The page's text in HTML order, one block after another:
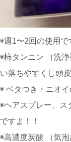
◉週1〜2回の使用で
◉柿タンニン （洗
い落ちやすくし頭
◉ ベタつき・ニオ
◉ヘアスプレー、ス
ですよ！！
◉高濃度炭酸 （気